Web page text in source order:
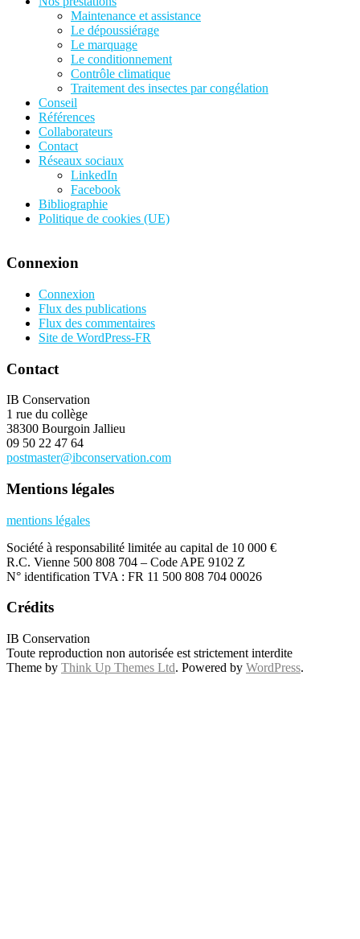
Maintenance et assistance
Le dépoussiérage
Le marquage
Le conditionnement
Contrôle climatique
Traitement des insectes par congélation
Conseil
Références
Collaborateurs
Contact
Réseaux sociaux
LinkedIn
Facebook
Bibliographie
Politique de cookies (UE)
Connexion
Connexion
Flux des publications
Flux des commentaires
Site de WordPress-FR
Contact
IB Conservation
1 rue du collège
38300 Bourgoin Jallieu
09 50 22 47 64
postmaster@ibconservation.com
Mentions légales
mentions légales
Société à responsabilité limitée au capital de 10 000 €
R.C. Vienne 500 808 704 – Code APE 9102 Z
N° identification TVA : FR 11 500 808 704 00026
Crédits
IB Conservation
Toute reproduction non autorisée est strictement interdite
Theme by Think Up Themes Ltd. Powered by WordPress.